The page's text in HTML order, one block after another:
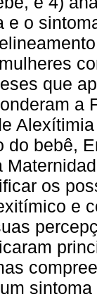
e o
que
a
do bebê,
os
e